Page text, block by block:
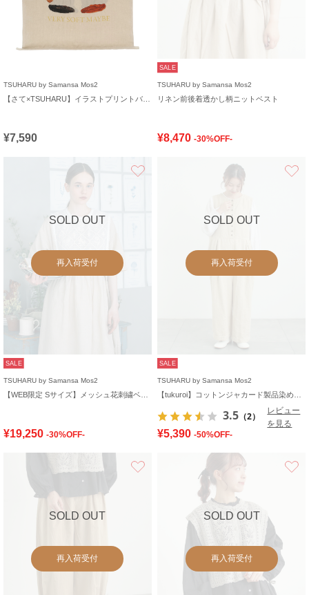
TSUHARU by Samansa Mos2
¥7,590
SALE
TSUHARU by Samansa Mos2
リネン前後着透かし柄ニットベスト
¥8,470 -30%OFF-
SOLD OUT
再入荷受付
SALE
TSUHARU by Samansa Mos2
¥19,250 -30%OFF-
SOLD OUT
再入荷受付
SALE
TSUHARU by Samansa Mos2
3.5 （2）
レビュー
を見る
¥5,390 -50%OFF-
SOLD OUT
再入荷受付
SOLD OUT
再入荷受付